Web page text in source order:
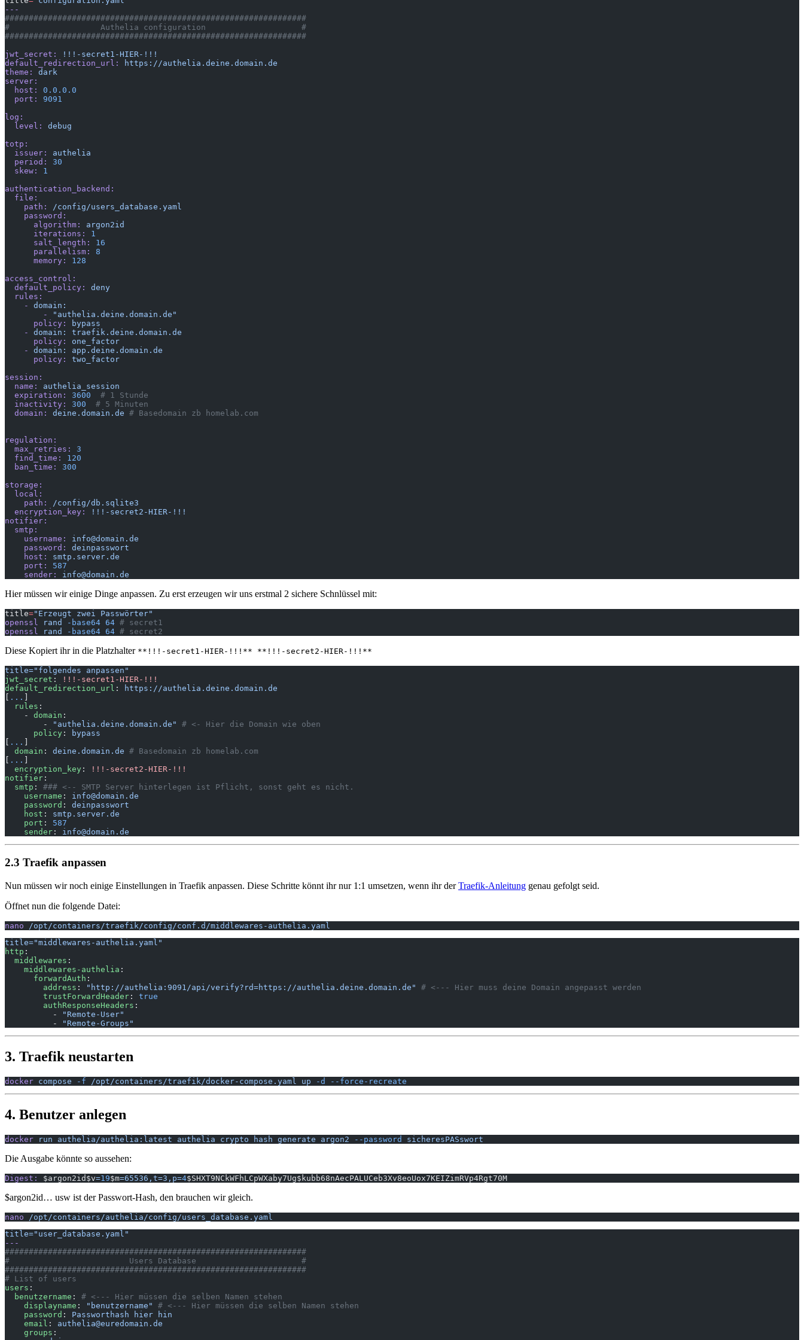
---
###############################################################
#                   Authelia configuration                    #
###############################################################
jwt_secret:
!!!-secret1-HIER-!!!
default_redirection_url:
https://authelia.deine.domain.de
theme:
dark
server:
  host:
0.0.0.0
  port:
9091
log:
  level:
debug
totp:
  issuer:
authelia
  period:
30
  skew:
1
authentication_backend:
  file:
    path:
/config/users_database.yaml
    password:
      algorithm:
argon2id
      iterations:
1
      salt_length:
16
      parallelism:
8
      memory:
128
access_control:
  default_policy:
deny
  rules:
    -
domain:
        -
"authelia.deine.domain.de"
      policy:
bypass
    -
domain:
traefik.deine.domain.de
      policy:
one_factor
    -
domain:
app.deine.domain.de
      policy:
two_factor
session:
  name:
authelia_session
  expiration:
3600
  # 1 Stunde
  inactivity:
300
  # 5 Minuten
  domain:
deine.domain.de # Basedomain zb homelab.com
regulation:
  max_retries:
3
  find_time:
120
  ban_time:
300
storage:
  local:
    path:
/config/db.sqlite3
  encryption_key:
!!!-secret2-HIER-!!!
notifier:
  smtp:
    username:
info@domain.de
    password:
deinpasswort
    host:
smtp.server.de
    port:
587
    sender:
info@domain.de
Hier müssen wir einige Dinge anpassen. Zu erst erzeugen wir uns erstmal 2 sichere Schnlüssel mit:
title="Erzeugt zwei Passwörter"
openssl
rand -base64 64 # secret1
openssl
rand -base64 64 # secret2
Diese Kopiert ihr in die Platzhalter **!!!-secret1-HIER-!!!** **!!!-secret2-HIER-!!!**
title="folgendes anpassen"
jwt_secret :
!!!-secret1-HIER-!!!
default_redirection_url :
https://authelia.deine.domain.de
...
  rules
:
    -
domain :
        -
"authelia.deine.domain.de"
# <- Hier die Domain wie oben
      policy
:
bypass
...
  domain
: deine.domain.de # Basedomain zb homelab.com
...
  encryption_key
:
!!!-secret2-HIER-!!!
notifier :
  smtp
: ### <-- SMTP Server hinterlegen ist Pflicht, sonst geht es nicht.
    username
: info@domain.de
    password
: deinpasswort
    host
: smtp.server.de
    port
: 587
    sender
: info@domain.de
2.3 Traefik anpassen
Nun müssen wir noch einige Einstellungen in Traefik anpassen. Diese Schritte könnt ihr nur 1:1 umsetzen, wenn ihr derTraefik-Anleitung genau gefolgt seid.
Öffnet nun die folgende Datei:
nano /opt/containers/traefik/config/conf.d/middlewares-authelia.yaml
title="middlewares-authelia.yaml"
http :
  middlewares
:
    middlewares-authelia
:
      forwardAuth
:
        address
: "http://authelia:9091/api/verify?rd=https://authelia.deine.domain.de"
# <--- Hier muss deine Domain angepasst werden
        trustForwardHeader
: true
        authResponseHeaders
:
          -
"Remote-User"
          -
"Remote-Groups"
3. Traefik neustarten
docker compose -f /opt/containers/traefik/docker-compose.yaml up -d --force-recreate
4. Benutzer anlegen
docker run authelia/authelia:latest authelia crypto hash generate argon2 --password sicheresPASswort
Die Ausgabe könnte so aussehen:
Digest: $argon2id$v=19$m=65536,t=3,p=4$SHXT9NCkWFhLCpWXaby7Ug$kubb68nAecPALUCeb3Xv8eoUox7KEIZimRVp4Rgt70M
$argon2id… usw ist der Passwort-Hash, den brauchen wir gleich.
nano /opt/containers/authelia/config/users_database.yaml
title="user_database.yaml"
---
###############################################################
#                         Users Database                      #
###############################################################
# List of users
users :
  benutzername
: # <--- Hier müssen die selben Namen stehen
    displayname
: "benutzername"
# <--- Hier müssen die selben Namen stehen
    password
: Passworthash hier hin
    email
: authelia@euredomain.de
    groups
: